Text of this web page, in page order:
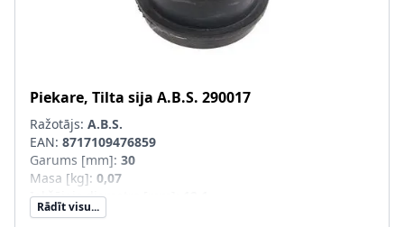
Piekare, Tilta sija A.B.S. 290017
Ražotājs: A.B.S.
EAN: 8717109476859
Garums [mm]: 30
Masa [kg]: 0,07
Iekšējais diametrs [mm]
Ārējais diametrs [mm]
Rādīt visu...